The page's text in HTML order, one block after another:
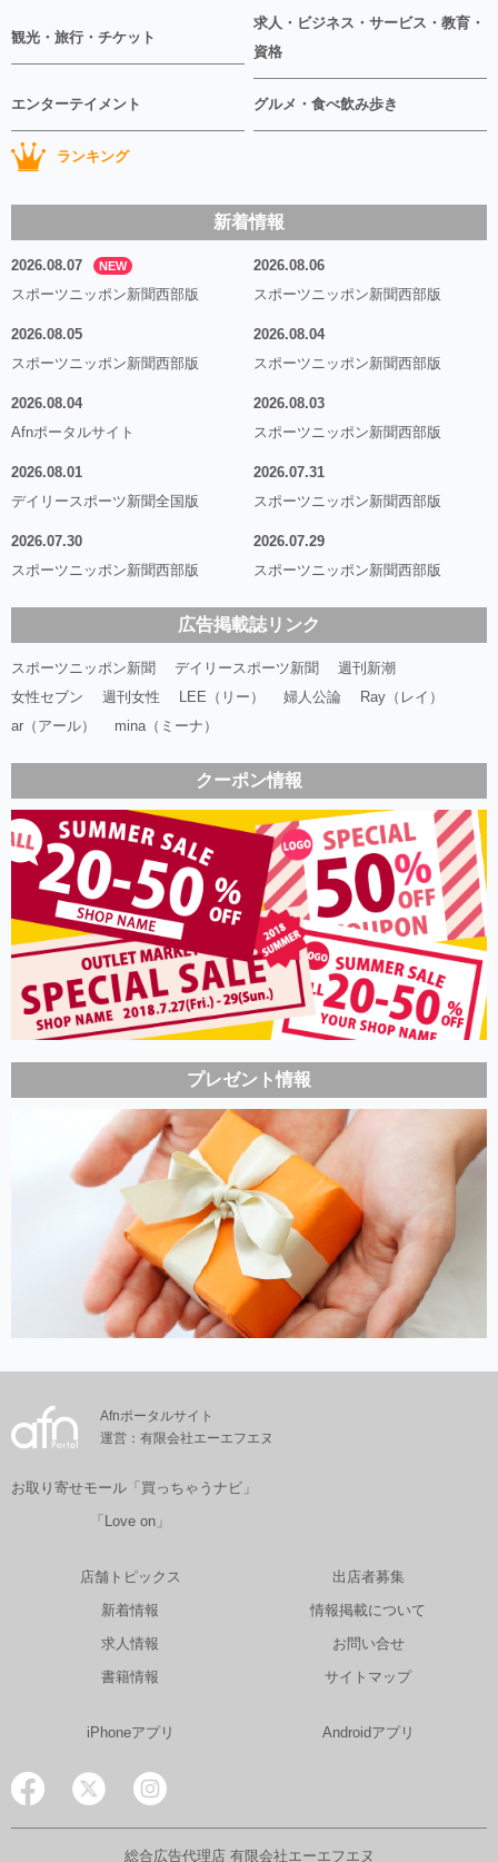
観光・旅行・チケット
求人・ビジネス・サービス・教育・
資格
エンターテイメント グルメ・食べ飲み歩き
ランキング
新着情報
2026.08.07 NEW
スポーツニッポン新聞西部版
2026.08.06
スポーツニッポン新聞西部版
2026.08.05
スポーツニッポン新聞西部版
2026.08.04
スポーツニッポン新聞西部版
2026.08.04
Afnポータルサイト
2026.08.03
スポーツニッポン新聞西部版
2026.08.01
デイリースポーツ新聞全国版
2026.07.31
スポーツニッポン新聞西部版
2026.07.30
スポーツニッポン新聞西部版
2026.07.29
スポーツニッポン新聞西部版
広告掲載誌リンク
スポーツニッポン新聞 デイリースポーツ新聞
週刊新潮
女性セブン
週刊女性 LEE（リー） 婦人公論
Ray（レイ）
ar（アール）
mina（ミーナ）
クーポン情報
プレゼント情報
Afnポータルサイト
運営：有限会社エーエフエヌ
お取り寄せモール「買っちゃうナビ」
「Love on」
店舗トピックス
新着情報
求人情報
書籍情報
出店者募集
情報掲載について
お問い合せ
サイトマップ
iPhoneアプリ Androidアプリ
総合広告代理店 有限会社エーエフエヌ